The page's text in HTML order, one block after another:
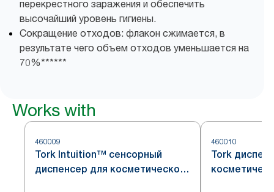
перекрестного заражения и обеспечить
высочайший уровень гигиены.
Сокращение отходов: флакон сжимается, в
результате чего объем отходов уменьшается на
70%******
Works with
460009
Tork Intuition™ сенсорный
диспенсер для косметической
460010
Tork